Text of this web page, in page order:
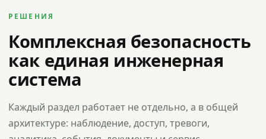
РЕШЕНИЯ
Комплексная безопасность
как единая инженерная
система
Каждый раздел работает не отдельно, а в общей
архитектуре: наблюдение, доступ, тревоги,